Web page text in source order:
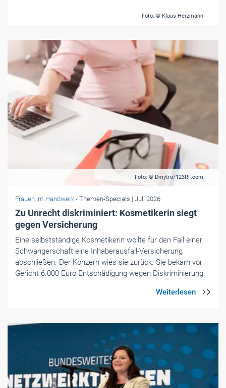
Foto: © Klaus Herzmann
Foto: © Dmytro/123RF.com
Frauen im Handwerk - Themen-Specials | Juli 2026
Zu Unrecht diskriminiert: Kosmetikerin siegt
gegen Versicherung
Eine selbstständige Kosmetikerin wollte für den Fall einer
Schwangerschaft eine Inhaberausfall-Versicherung
abschließen. Der Konzern wies sie zurück. Sie bekam vor
Gericht 6.000 Euro Entschädigung wegen Diskriminierung.